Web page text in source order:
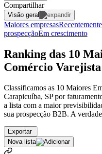
Compartilhar
Visão geral
Maiores empresas
prospecçãoEm crescimento
Ranking das 10
Comércio
Classificamos as 10 Maiores
Carapicuíba, SP por
a lista com a maior
sua prospecção B2B. A
Exportar
Nova lista